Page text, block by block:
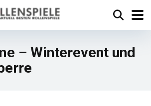
– Winterevent und